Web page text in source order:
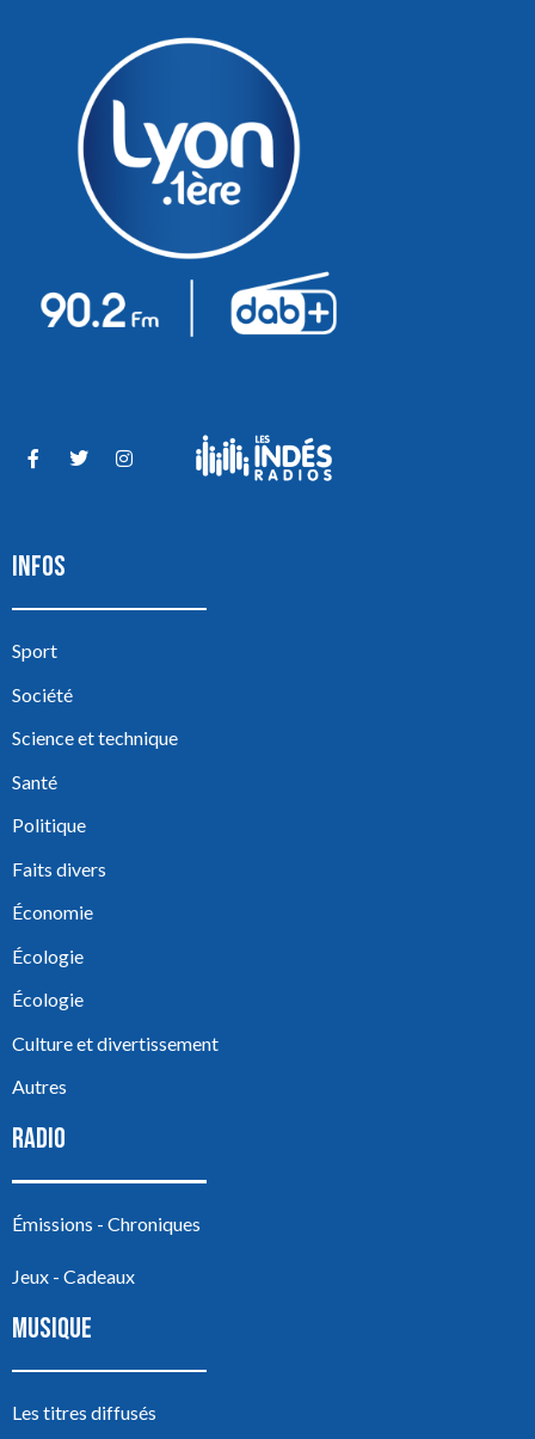
INFOS
Sport
Société
Science et technique
Santé
Politique
Faits divers
Économie
Écologie
Écologie
Culture et divertissement
Autres
RADIO
Émissions - Chroniques
Jeux - Cadeaux
MUSIQUE
Les titres diffusés